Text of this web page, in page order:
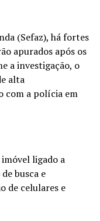
(Sefaz), há fortes
apurados após os
a investigação, o
alta
com a polícia em
ligado a
busca e
de celulares e